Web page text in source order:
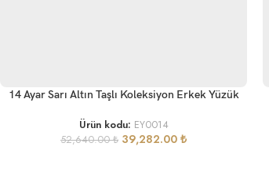
SEPETE EKLE
14 Ayar Sarı Altın Taşlı Koleksiyon Erkek Yüzük
Ürün kodu: EY0014
52,640.00₺ 39,282.00 ₺